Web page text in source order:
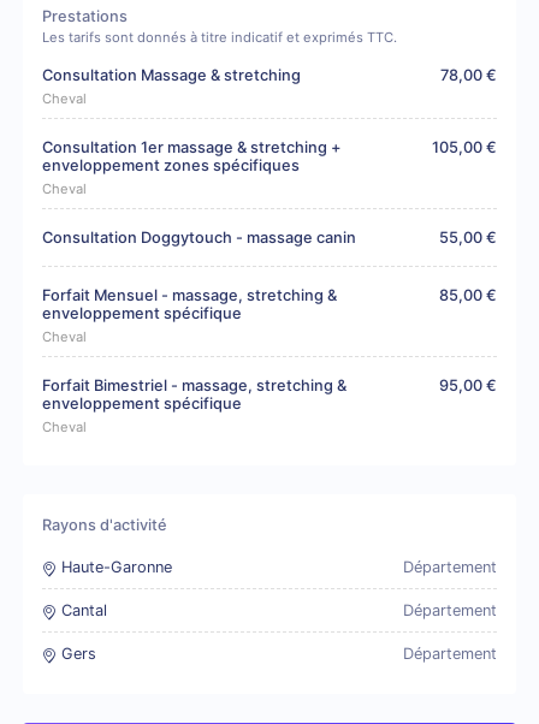
Prestations
Les tarifs sont donnés à titre indicatif et exprimés TTC.
Consultation Massage & stretching
Cheval
78,00 €
Consultation 1er massage & stretching +
enveloppement zones spécifiques
Cheval
105,00 €
Consultation Doggytouch - massage canin 55,00 €
Forfait Mensuel - massage, stretching &
enveloppement spécifique
Cheval
85,00 €
Forfait Bimestriel - massage, stretching &
enveloppement spécifique
Cheval
95,00 €
Rayons d'activité
Haute-Garonne Département
Cantal Département
Gers Département